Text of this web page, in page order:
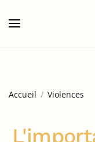
Accueil Violences